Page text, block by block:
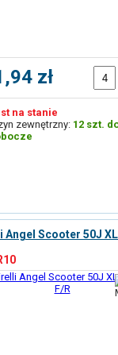
zł
na stanie
zewnętrzny: 12 szt.
Angel Scooter 50J